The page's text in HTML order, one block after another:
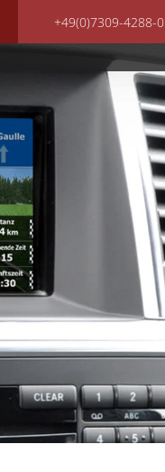
+49(0)7309-4288-0